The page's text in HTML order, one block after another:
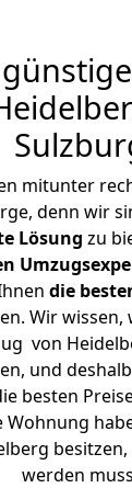
mitunter
denn wir
Lösung zu
die
Wir wissen,
von
und
besten
Wohnung
werden